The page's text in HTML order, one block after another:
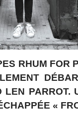
RHUM FOR
LEN PARROT.
«